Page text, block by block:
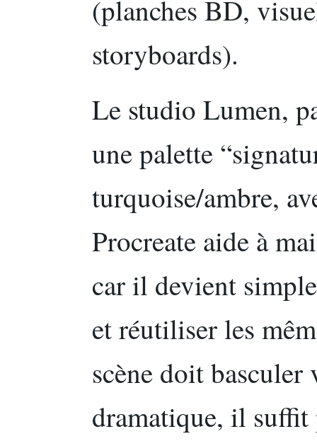
(planches BD,
storyboards).
Le studio Lumen,
une palette
turquoise/ambre,
Procreate aide à
car il devient
et réutiliser les
scène doit basculer
dramatique, il suffit